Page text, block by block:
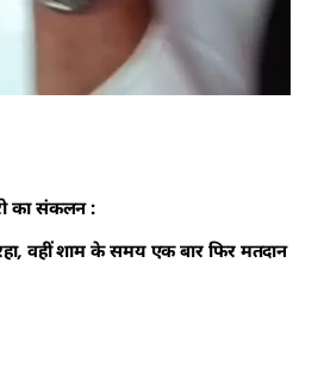
का संकलन :
वहीं शाम के समय एक बार फिर मतदान